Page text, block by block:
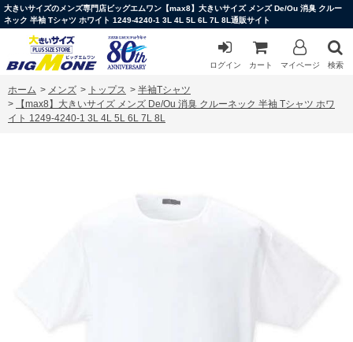
大きいサイズのメンズ専門店ビッグエムワン【max8】大きいサイズ メンズ De/Ou 消臭 クルー
ネック 半袖 Tシャツ ホワイト 1249-4240-1 3L 4L 5L 6L 7L 8L通販サイト
ログイン カート マイページ 検索
ホーム > メンズ > トップス > 半袖Tシャツ
>
【max8】大きいサイズ メンズ De/Ou 消臭 クルーネック 半袖 Tシャツ ホワ
イト 1249-4240-1 3L 4L 5L 6L 7L 8L